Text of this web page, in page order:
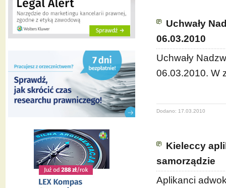
Uchwały
06.03.2010
Uchwały
06.03.2010. W
Dodano: 17.03.2010
Kieleccy
samorządzie
Aplikanci